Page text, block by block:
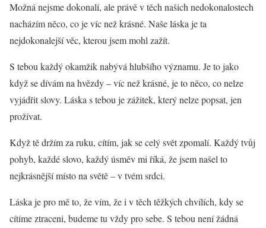
Možná nejsme dokonalí, ale právě v těch našich nedokonalostech
nacházím něco, co je víc než krásné. Naše láska je ta
nejdokonalejší věc, kterou jsem mohl zažít.
S tebou každý okamžik nabývá hlubšího významu. Je to jako
když se dívám na hvězdy – víc než krásné, je to něco, co nelze
vyjádřit slovy. Láska s tebou je zážitek, který nelze popsat, jen
prožívat.
Když tě držím za ruku, cítím, jak se celý svět zpomalí. Každý tvůj
pohyb, každé slovo, každý úsměv mi říká, že jsem našel to
nejkrásnější místo na světě – v tvém srdci.
Láska je pro mě to, že vím, že i v těch těžkých chvílích, kdy se
cítíme ztraceni, budeme tu vždy pro sebe. S tebou není žádná